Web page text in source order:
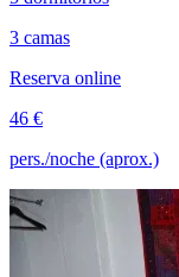
3 camas
Reserva online
46 €
pers./noche (aprox.)